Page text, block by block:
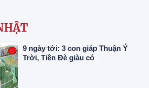
9 ngày tới: 3 con giáp Thuận Ý
Trời, Tiền Đè giàu có